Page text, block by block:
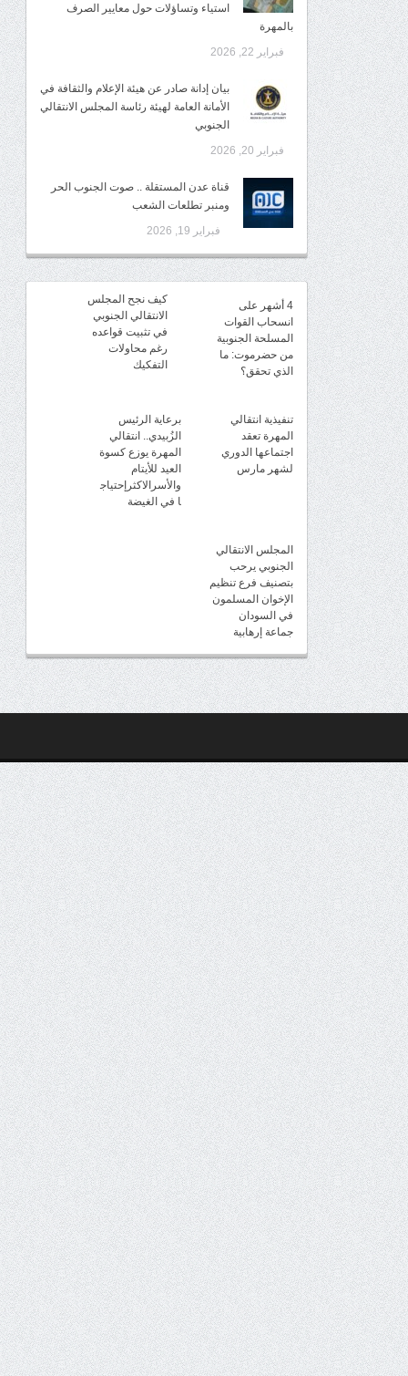
استياء وتساؤلات حول معايير الصرف
بالمهرة
فبراير 22, 2026
بيان إدانة صادر عن هيئة الإعلام والثقافة في
الأمانة العامة لهيئة رئاسة المجلس الانتقالي
الجنوبي
فبراير 20, 2026
قناة عدن المستقلة .. صوت الجنوب الحر
ومنبر تطلعات الشعب
فبراير 19, 2026
4 أشهر على
انسحاب القوات
المسلحة الجنوبية
من حضرموت: ما
الذي تحقق؟
كيف نجح المجلس
الانتقالي الجنوبي
في تثبيت قواعده
رغم محاولات
التفكيك
تنفيذية انتقالي
المهرة تعقد
اجتماعها الدوري
لشهر مارس
برعاية الرئيس
الزُبيدي.. انتقالي
المهرة يوزع كسوة
العيد للأيتام
والأسرالاكثرإحتياج
ا في الغيضة
المجلس الانتقالي
الجنوبي يرحب
بتصنيف فرع تنظيم
الإخوان المسلمون
في السودان
جماعة إرهابية